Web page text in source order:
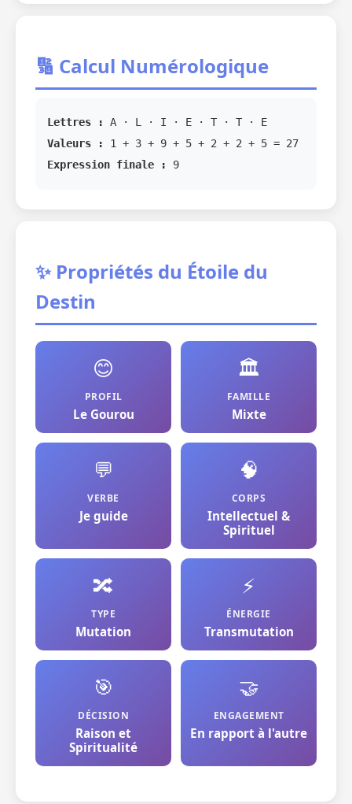
🔢 Calcul Numérologique
Lettres :
A · L · I · E · T · T · E
Valeurs :
1 + 3 + 9 + 5 + 2 + 2 + 5 = 27
Expression finale :
9
✨ Propriétés du Étoile du
Destin
😊
PROFIL
Le Gourou
🏛️
FAMILLE
Mixte
💬
VERBE
Je guide
🧠
CORPS
Intellectuel &
Spirituel
🔀
TYPE
Mutation
⚡
ÉNERGIE
Transmutation
🎯
DÉCISION
Raison et
Spiritualité
🤝
ENGAGEMENT
En rapport à l'autre